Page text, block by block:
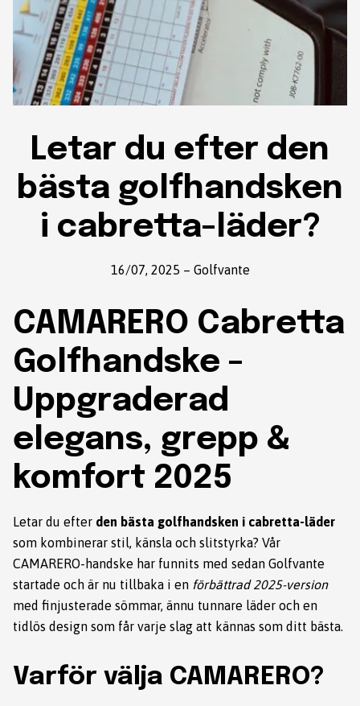
Letar du efter den
bästa golfhandsken
i cabretta-läder?
16/07, 2025 – Golfvante
CAMARERO Cabretta
Golfhandske –
Uppgraderad
elegans, grepp &
komfort 2025
Letar du efter den bästa golfhandsken i cabretta-läder
som kombinerar stil, känsla och slitstyrka? Vår
CAMARERO-handske har funnits med sedan Golfvante
startade och är nu tillbaka i en förbättrad 2025-version
med finjusterade sömmar, ännu tunnare läder och en
tidlös design som får varje slag att kännas som ditt bästa.
Varför välja CAMARERO?